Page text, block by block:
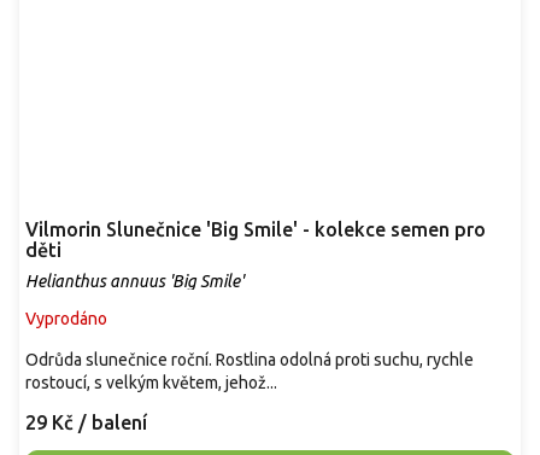
Vilmorin Slunečnice 'Big Smile' - kolekce semen pro
děti
Helianthus annuus 'Big Smile'
Vyprodáno
29 Kč / balení
Odrůda slunečnice roční. Rostlina odolná proti suchu, rychle
rostoucí, s velkým květem, jehož...